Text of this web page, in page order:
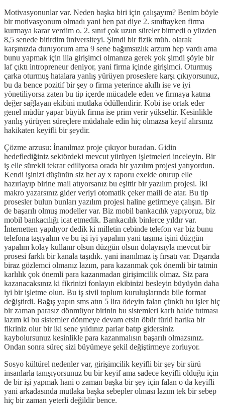
Motivasyonunlar var. Neden başka biri için çalışayım? Benim böyle
bir motivasyonum olmadı yani ben pat diye 2. sınıftayken firma
kurmaya karar verdim o. 2. sınıf çok uzun süreler bitmedi o yüzden
8,5 senede bitirdim üniversiteyi. Şimdi bir fizik müh. olarak
karşınızda duruyorum ama 9 sene bağımsızlık arzum hep vardı ama
bunu yapmak için illa girişimci olmanıza gerek yok şimdi şöyle bir
laf çıktı intropreneur deniyor, yani firma içinde girişimci. Oturmuş
çarka oturmuş hatalara yanlış yürüyen proseslere karşı çıkıyorsunuz,
bu da bence pozitif bir şey o firma yeterince akıllı ise ve iyi
yönetiliyorsa zaten bu tip içerde mücadele eden ve firmaya katma
değer sağlayan ekibini mutlaka ödüllendirir. Kobi ise ortak eder
genel müdür yapar büyük firma ise prim verir yükseltir. Kesinlikle
yanlış yürüyen süreçlere müdahale edin hiç olmazsa keyif alırsınız
hakikaten keyifli bir şeydir.
Çözme arzusu: İnanılmaz proje çıkıyor buradan. Gidin
hedeflediğiniz sektördeki mevcut yürüyen işletmeleri inceleyin. Bir
iş elle sürekli tekrar ediliyorsa orada bir yazılım projesi yatıyordun.
Kendi işinizi düşünün siz her ay x raporu exelde oturup elle
hazırlayıp birine mail atıyorsanız bu eşittir bir yazılım projesi. İki
makro yazarsınız gider veriyi otomatik çeker maili de atar. Bu tip
prosesler bulun bunları yazılım projesi haline getirmeye çalışın. Bir
de başarılı olmuş modeller var. Biz mobil bankacılık yapıyoruz, biz
mobil bankacılığı icat etmedik. Bankacılık binlerce yıldır var.
İnternetten yapılıyor dedik ki milletin cebinde telefon var biz bunu
telefona taşıyalım ve bu işi iyi yapalım yani taşıma işini düzgün
yapalım kolay kullanır olsun düzgün olsun dolayısıyla mevcut bir
prosesi farklı bir kanala taşıdık. yani inanılmaz iş fırsatı var. Dışarıda
biraz gözlemci olmanız lazım, para kazanmak çok önemli bir tatmin
karlılık çok önemli para kazanmadan girişimcilik olmaz. Siz para
kazanacaksınız ki fikrinizi fonlayın ekibinizi besleyin büyüyün daha
iyi bir işletme olun. Bu iş sivil toplum kuruluşlarında bile format
değiştirdi. Bağış yapın sms atın 5 lira ödeyin falan çünkü bu işler hiç
bir zaman parasız dönmüyor birinin bu sistemleri karlı halde tutması
lazım ki bu sistemler dönmeye devam etsin öbür türlü harika bir
fikriniz olur bir iki sene yıldınız parlar batıp gidersiniz
kaybolursunuz kesinlikle para kazanmalısın başarılı olmazsınız.
Ondan sonra süreç sizi büyümeye şekil değiştirmeye zorluyor.
Sosyo kültürel nedenler var, girişimcilik keyifli bir şey bir sürü
insanlarla tanışıyorsunuz bu bir keyif ama sadece keyifli olduğu için
de bir işi yapmak hani o zaman başka bir şey için falan o da keyifli
yani arkadasında mutlaka başka sebepler olması lazım tek bir sebep
hiç bir zaman yeterli değildir bence.